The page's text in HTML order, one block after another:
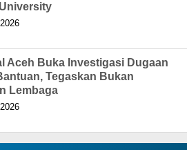
Aceh Buka Investigasi Dugaan
Tegaskan Bukan
Lembaga